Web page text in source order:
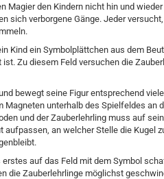
Magier den Kindern nicht hin und
sich verborgene Gänge. Jeder
Kind ein Symbolplättchen aus dem
Zu diesem Feld versuchen die
bewegt seine Figur entsprechend
Magneten unterhalb des Spielfeldes an
und der Zauberlehrling muss auf
aufpassen, an welcher Stelle die Kugel
erstes auf das Feld mit dem Symbol
die Zauberlehrlinge möglichst